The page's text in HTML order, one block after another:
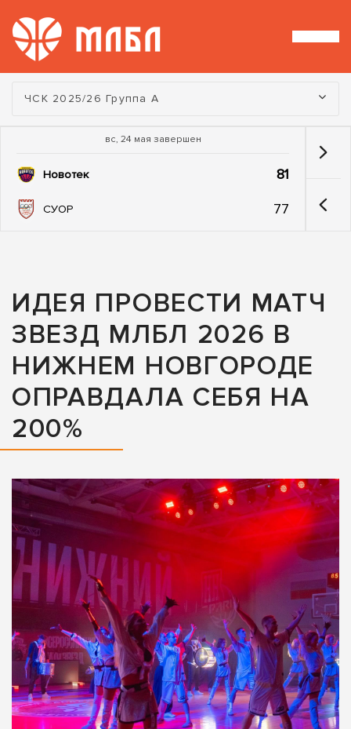
Турнир:
ЧСК 2025/26 Группа А
вс, 24 мая завершен
Новотек 81
СУОР 77
ИДЕЯ ПРОВЕСТИ МАТЧ
ЗВЕЗД МЛБЛ 2026 В
НИЖНЕМ НОВГОРОДЕ
ОПРАВДАЛА СЕБЯ НА
200%